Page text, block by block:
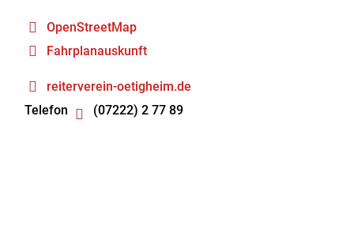
OpenStreetMap
Fahrplanauskunft
reiterverein-oetigheim.de
Telefon
(07222) 2 77 89